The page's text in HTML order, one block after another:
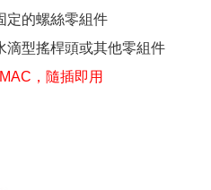
定的螺絲零組件
滴型搖桿頭或其他零組件
，隨插即用